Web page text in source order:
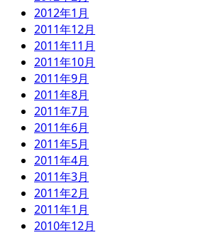
2012年1月
2011年12月
2011年11月
2011年10月
2011年9月
2011年8月
2011年7月
2011年6月
2011年5月
2011年4月
2011年3月
2011年2月
2011年1月
2010年12月